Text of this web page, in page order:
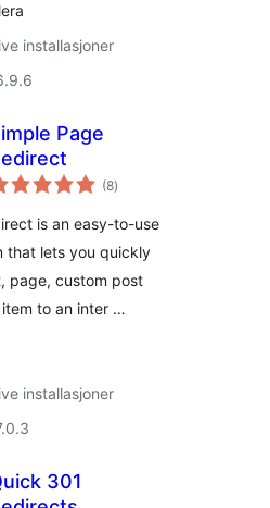
installasjoner
Page
(8totale
vurderinger
)
is an easy-to-use
that lets you quickly
page, custom post
to an inter …
installasjoner
301